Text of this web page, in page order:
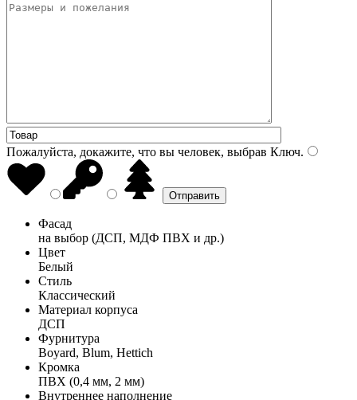
Пожалуйста, докажите, что вы человек, выбрав Ключ.
Фасад
на выбор (ДСП, МДФ ПВХ и др.)
Цвет
Белый
Стиль
Классический
Материал корпуса
ДСП
Фурнитура
Boyard, Blum, Hettich
Кромка
ПВХ (0,4 мм, 2 мм)
Внутреннее наполнение